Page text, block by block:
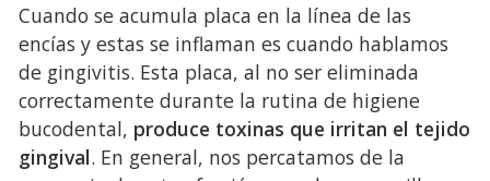
Cuando se acumula placa en la línea de las
encías y estas se inflaman es cuando hablamos
de gingivitis. Esta placa, al no ser eliminada
correctamente durante la rutina de higiene
bucodental, produce toxinas que irritan el tejido
gingival. En general, nos percatamos de la